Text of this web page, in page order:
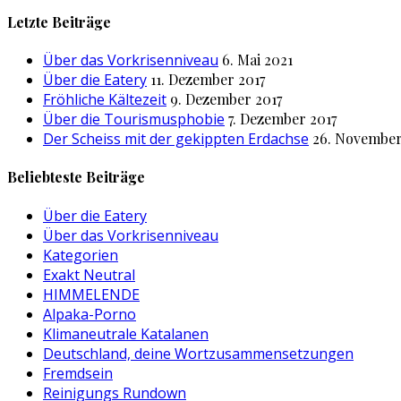
Letzte Beiträge
Über das Vorkrisenniveau 6. Mai 2021
Über die Eatery 11. Dezember 2017
Fröhliche Kältezeit 9. Dezember 2017
Über die Tourismusphobie 7. Dezember 2017
Der Scheiss mit der gekippten Erdachse 26.
Beliebteste Beiträge
Über die Eatery
Über das Vorkrisenniveau
Kategorien
Exakt Neutral
HIMMELENDE
Alpaka-Porno
Klimaneutrale Katalanen
Deutschland, deine Wortzusammensetzungen
Fremdsein
Reinigungs Rundown